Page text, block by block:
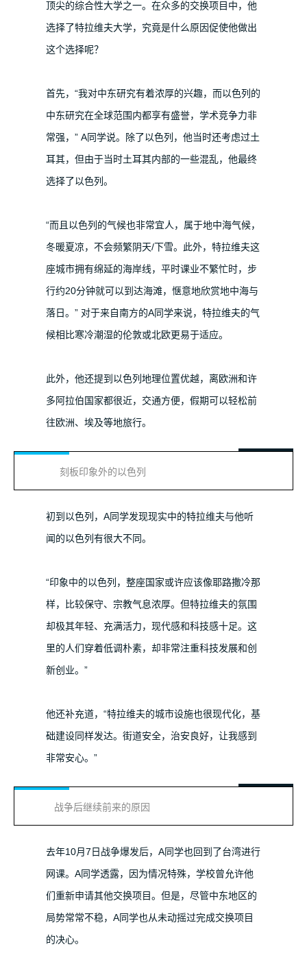
顶尖的综合性大学之一。在众多的交换项目中，他
选择了特拉维夫大学，究竟是什么原因促使他做出
这个选择呢？
首先，“我对中东研究有着浓厚的兴趣，而以色列的
中东研究在全球范围内都享有盛誉，学术竞争力非
常强，” A同学说。除了以色列，他当时还考虑过土
耳其，但由于当时土耳其内部的一些混乱，他最终
选择了以色列。
“而且以色列的气候也非常宜人，属于地中海气候，
冬暖夏凉，不会频繁阴天/下雪。此外，特拉维夫这
座城市拥有绵延的海岸线，平时课业不繁忙时，步
行约20分钟就可以到达海滩，惬意地欣赏地中海与
落日。” 对于来自南方的A同学来说，特拉维夫的气
候相比寒冷潮湿的伦敦或北欧更易于适应。
此外，他还提到以色列地理位置优越，离欧洲和许
多阿拉伯国家都很近，交通方便，假期可以轻松前
往欧洲、埃及等地旅行。
刻板印象外的以色列
初到以色列，A同学发现现实中的特拉维夫与他听
闻的以色列有很大不同。
“印象中的以色列，整座国家或许应该像耶路撒冷那
样，比较保守、宗教气息浓厚。但特拉维夫的氛围
却极其年轻、充满活力，现代感和科技感十足。这
里的人们穿着低调朴素，却非常注重科技发展和创
新创业。”
他还补充道，“特拉维夫的城市设施也很现代化，基
础建设同样发达。街道安全，治安良好，让我感到
非常安心。”
战争后继续前来的原因
去年10月7日战争爆发后，A同学也回到了台湾进行
网课。A同学透露，因为情况特殊，学校曾允许他
们重新申请其他交换项目。但是，尽管中东地区的
局势常常不稳，A同学也从未动摇过完成交换项目
的决心。